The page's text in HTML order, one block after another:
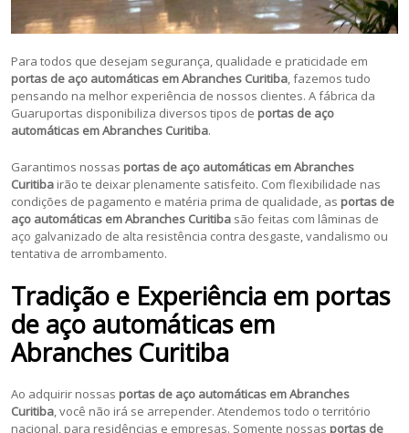
Para todos que desejam segurança, qualidade e praticidade em
portas de aço automáticas em Abranches Curitiba, fazemos tudo
pensando na melhor experiência de nossos clientes. A fábrica da
Guaruportas disponibiliza diversos tipos de portas de aço
automáticas em Abranches Curitiba.
Garantimos nossas portas de aço automáticas em Abranches
Curitiba irão te deixar plenamente satisfeito. Com flexibilidade nas
condições de pagamento e matéria prima de qualidade, as portas de
aço automáticas em Abranches Curitiba são feitas com lâminas de
aço galvanizado de alta resistência contra desgaste, vandalismo ou
tentativa de arrombamento.
Tradição e Experiência em portas
de aço automáticas em
Abranches Curitiba
Ao adquirir nossas portas de aço automáticas em Abranches
Curitiba, você não irá se arrepender. Atendemos todo o território
nacional, para residências e empresas. Somente nossas portas de